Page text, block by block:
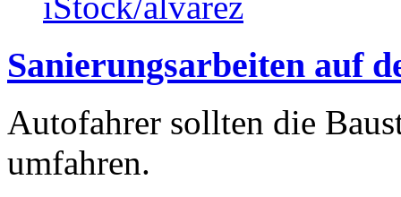
Sanierungsarbeiten auf
Autofahrer sollten die
umfahren.